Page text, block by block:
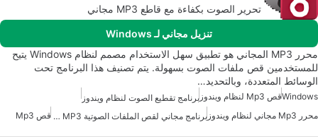
تحرير الصوت بكفاءة مع قاطع MP3 مجاني
تنزيل مجاني لـ Windows
محرر MP3 المجاني هو تطبيق سهل الاستخدام مصمم لنظام Windows يتيح
للمستخدمين قص ملفات الصوت بسهولة. يتم تصنيف هذا البرنامج تحت
الوسائط المتعددة، وبالتحديد…
Windowsقص Mp3 لنظام ويندوز
برنامج تقطيع الصوت لنظام ويندوز
محرر Mp3 مجاني لنظام ويندوز
برنامج مجاني لقص الملفات الصوتية MP3 للويندوز قص Mp3